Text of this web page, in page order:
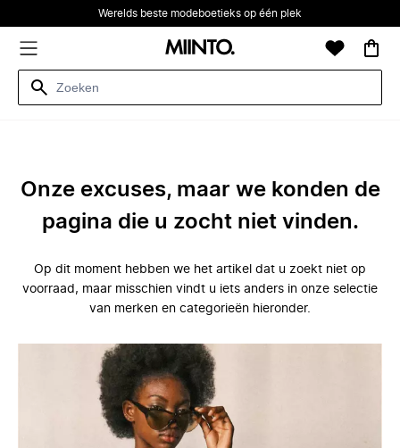
Werelds beste modeboetieks op één plek
Onze excuses, maar we konden de
pagina die u zocht niet vinden.
Op dit moment hebben we het artikel dat u zoekt niet op
voorraad, maar misschien vindt u iets anders in onze selectie
van merken en categorieën hieronder.